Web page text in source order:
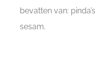
bevatten van:
sesam.